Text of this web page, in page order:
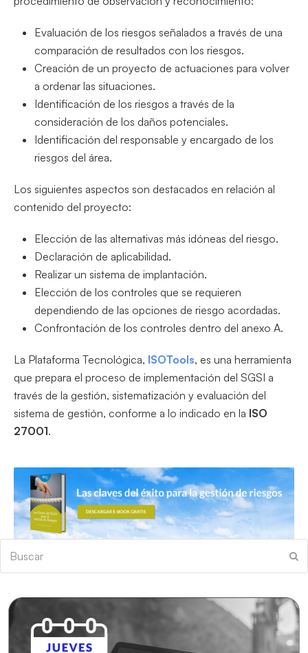
Evaluación de los riesgos señalados a través de una
comparación de resultados con los riesgos.
Creación de un proyecto de actuaciones para volver
a ordenar las situaciones.
Identificación de los riesgos a través de la
consideración de los daños potenciales.
Identificación del responsable y encargado de los
riesgos del área.
Los siguientes aspectos son destacados en relación al
contenido del proyecto:
Elección de las alternativas más idóneas del riesgo.
Declaración de aplicabilidad.
Realizar un sistema de implantación.
Elección de los controles que se requieren
dependiendo de las opciones de riesgo acordadas.
Confrontación de los controles dentro del anexo A.
La Plataforma Tecnológica, ISOTools, es una herramienta
que prepara el proceso de implementación del SGSI a
través de la gestión, sistematización y evaluación del
sistema de gestión, conforme a lo indicado en la ISO
27001.